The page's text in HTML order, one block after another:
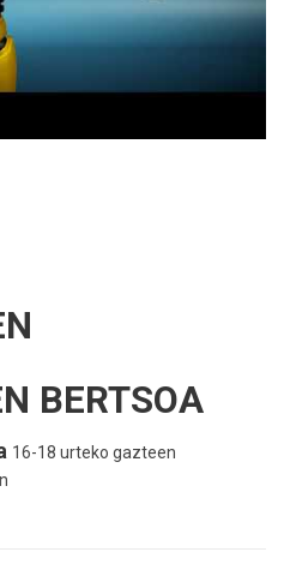
BERTSOA
16-18 urteko gazteen